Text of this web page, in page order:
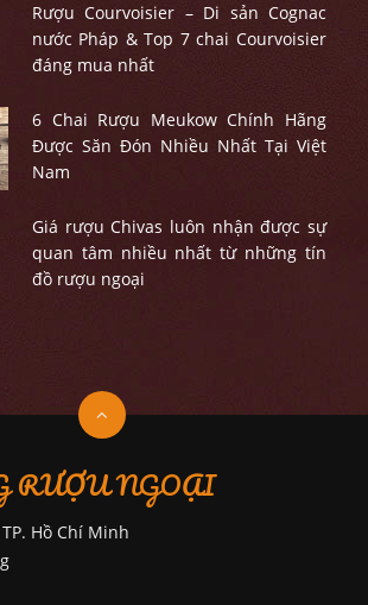
Rượu Courvoisier – Di sản Cognac
nước Pháp & Top 7 chai Courvoisier
đáng mua nhất
6 Chai Rượu Meukow Chính Hãng
Được Săn Đón Nhiều Nhất Tại Việt
Nam
Giá rượu Chivas luôn nhận được sự
quan tâm nhiều nhất từ những tín
đồ rượu ngoại
RƯỢU NGOẠI
Hồ Chí Minh